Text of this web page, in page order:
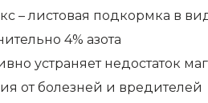
– листовая подкормка в
4% азота
устраняет недостаток
от болезней и вредителей